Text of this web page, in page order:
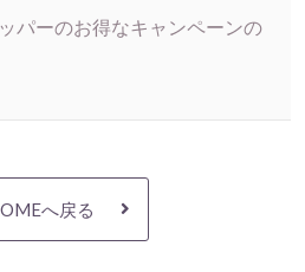
パーのお得なキャンペーンの
へ戻る